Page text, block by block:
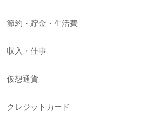
節約・貯金・生活費
収入・仕事
仮想通貨
クレジットカード